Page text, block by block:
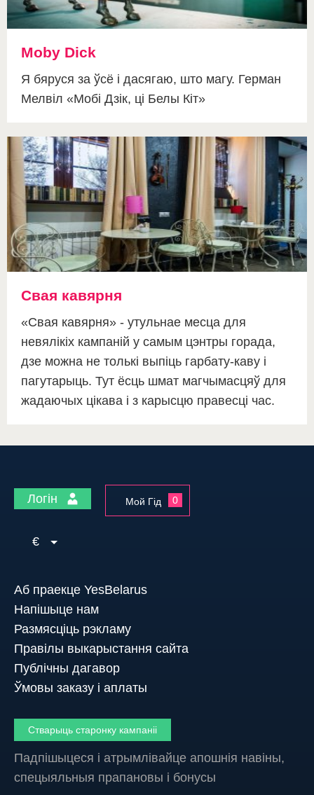
Moby Dick
Я бяруся за ўсё і дасягаю, што магу. Герман
Мелвіл «Мобі Дзік, ці Белы Кіт»
Свая кавярня
«Свая кавярня» - утульнае месца для
невялікіх кампаній у самым цэнтры горада,
дзе можна не толькі выпіць гарбату-каву і
пагутарыць. Тут ёсць шмат магчымасцяў для
жадаючых цікава і з карысцю правесці час.
Логін Мой Гід 0
€
Аб праекце YesBelarus
Напішыце нам
Размясціць рэкламу
Правілы выкарыстання сайта
Публічны дагавор
Ўмовы заказу і аплаты
Стварыць старонку кампаніі
Падпішыцеся і атрымлівайце апошнія навіны,
спецыяльныя прапановы і бонусы